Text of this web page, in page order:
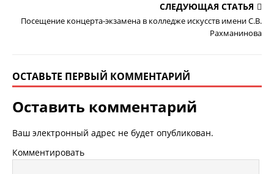
СЛЕДУЮЩАЯ СТАТЬЯ
Посещение концерта-экзамена в колледже искусств имени С.В.
Рахманинова
ОСТАВЬТЕ ПЕРВЫЙ КОММЕНТАРИЙ
Оставить комментарий
Ваш электронный адрес не будет опубликован.
Комментировать